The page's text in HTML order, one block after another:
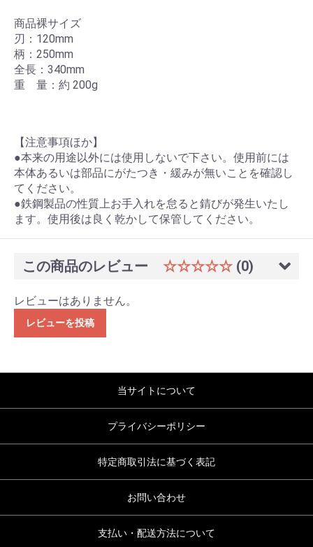
商品裸サイズ
刃：120mm
柄：250mm
全長：340mm
重 量：約 200g
【注意事項ほか】
●本来の用途以外には使用しないで下さい。使用前には
本体あるいは部品にがたつき・緩みが無いことを確認し
てください。
●鉄鋼製品の性質上お手入れを怠ると錆びが発生いたし
ます。使用後は良く乾かして保管してください。
この商品のレビュー ☆☆☆☆☆ (0)
レビューはありません。
レビューを投稿
当サイトについて
プライバシーポリシー
特定商取引法に基づく表記
お問い合わせ
支払い・配送方法について